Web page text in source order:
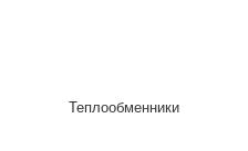
Теплообменники